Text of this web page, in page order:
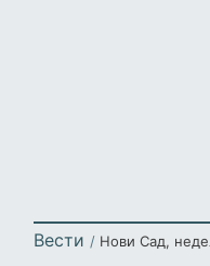
Вести / Нови Сад,